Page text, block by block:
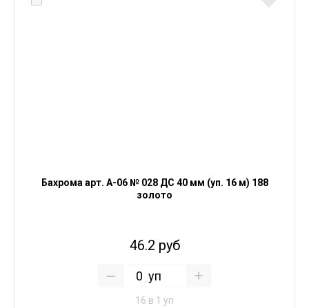
Бахрома арт. А-06 № 028 ДС 40 мм (уп. 16 м) 188
золото
46.2 руб
уп
16 в 1 уп